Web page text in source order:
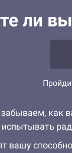
ли
как
вашу